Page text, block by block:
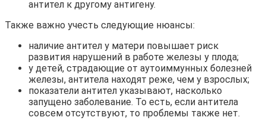
антител к другому антигену.
Также важно учесть следующие нюансы:
наличие антител у матери повышает риск
развития нарушений в работе железы у плода;
у детей, страдающие от аутоиммунных болезней
железы, антитела находят реже, чем у взрослых;
показатели антител указывают, насколько
запущено заболевание. То есть, если антитела
совсем отсутствуют, то проблемы также нет.